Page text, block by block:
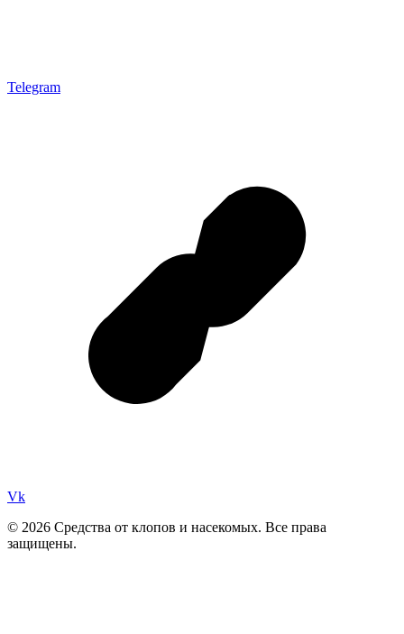
Telegram
Vk
© 2026 Средства от клопов и насекомых. Все права
защищены.